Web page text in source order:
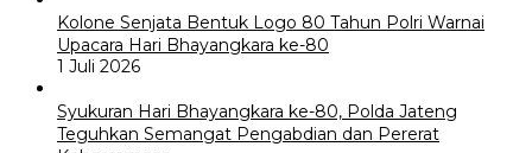
Kolone Senjata Bentuk Logo 80 Tahun Polri Warnai
Upacara Hari Bhayangkara ke-80
1 Juli 2026
Syukuran Hari Bhayangkara ke-80, Polda Jateng
Teguhkan Semangat Pengabdian dan Pererat